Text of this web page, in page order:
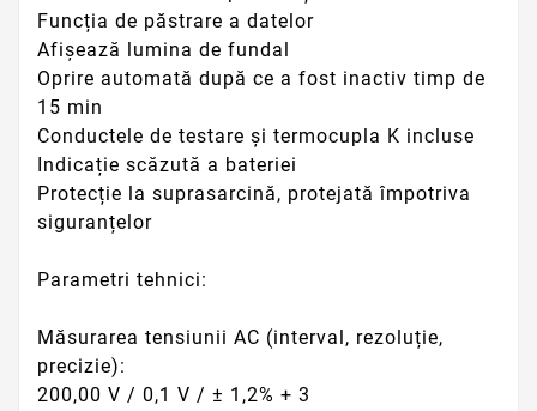
Funcția de păstrare a datelor
Afișează lumina de fundal
Oprire automată după ce a fost inactiv timp de
15 min
Conductele de testare și termocupla K incluse
Indicație scăzută a bateriei
Protecție la suprasarcină, protejată împotriva
siguranțelor
Parametri tehnici:
Măsurarea tensiunii AC (interval, rezoluție,
precizie):
200,00 V / 0,1 V / ± 1,2% + 3